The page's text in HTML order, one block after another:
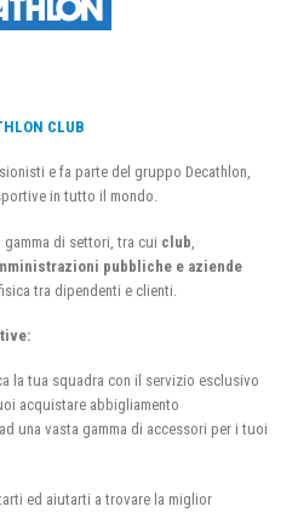
CLUB
e fa parte del gruppo Decathlon,
in tutto il mondo.
gamma di settori, tra cui club
pubbliche e aziende
tra dipendenti e clienti.
la tua squadra con il servizio esclusivo
acquistare abbigliamento
una vasta gamma di accessori per i tuoi
ed aiutarti a trovare la miglior